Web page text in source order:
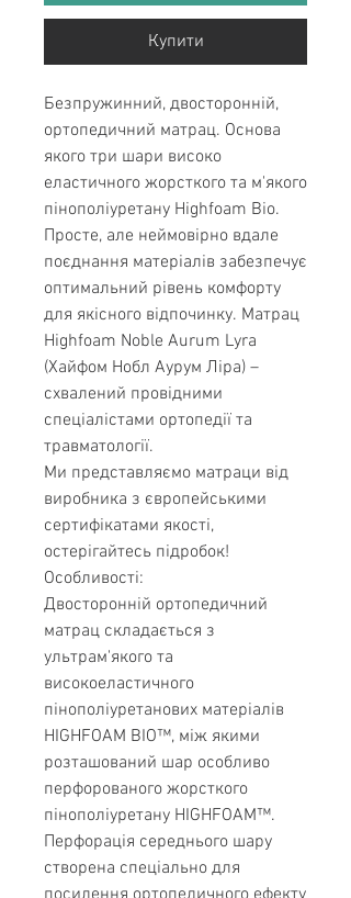
Купити
Безпружинний, двосторонній,
ортопедичний матрац. Основа
якого три шари високо
еластичного жорсткого та м'якого
пінополіуретану Highfoam Bio.
Просте, але неймовірно вдале
поєднання матеріалів забезпечує
оптимальний рівень комфорту
для якісного відпочинку. Матрац
Highfoam Noble Aurum Lyra
(Хайфом Нобл Аурум Ліра) –
схвалений провідними
спеціалістами ортопедії та
травматології.
Ми представляємо матраци від
виробника з європейськими
сертифікатами якості,
остерігайтесь підробок!
Особливості:
Двосторонній ортопедичний
матрац складається з
ультрам'якого та
високоеластичного
пінополіуретанових матеріалів
HIGHFOAM BIO™, між якими
розташований шар особливо
перфорованого жорсткого
пінополіуретану HIGHFOAM™.
Перфорація середнього шару
створена спеціально для